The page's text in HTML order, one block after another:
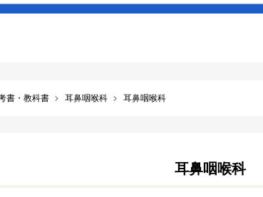
書・教科書 耳鼻咽喉科 耳鼻咽喉科
耳鼻咽喉科